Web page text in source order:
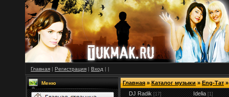
Главная | Регистрация | Вход | |
Меню Главная»Каталог музыки»Eng-Тат»
DJ Radik [17] Idelia [1]